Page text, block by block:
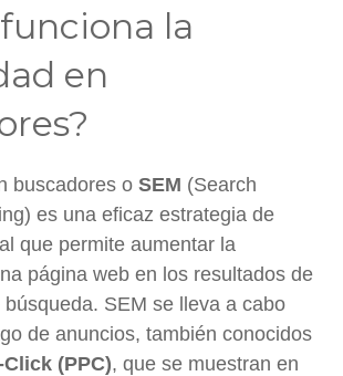
la
en
buscadores o SEM (Search
es una eficaz estrategia de
que permite aumentar la
página web en los resultados de
SEM se lleva a cabo
de anuncios, también conocidos
(PPC), que se muestran en